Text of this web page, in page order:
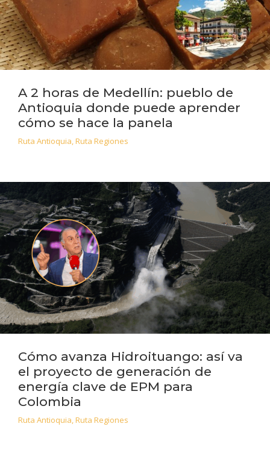
A 2 horas de Medellín: pueblo de
Antioquia donde puede aprender
cómo se hace la panela
Ruta Antioquia,Ruta Regiones
Cómo avanza Hidroituango: así va
el proyecto de generación de
energía clave de EPM para
Colombia
Ruta Antioquia,Ruta Regiones